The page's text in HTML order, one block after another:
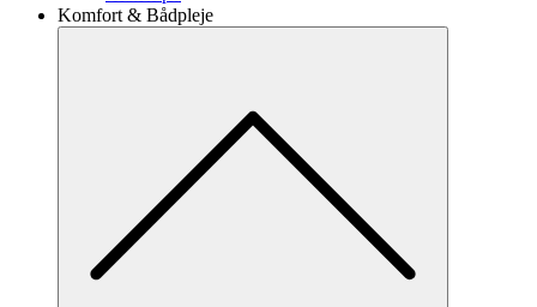
Komfort & Bådpleje